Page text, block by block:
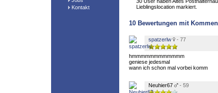
Kontakt
Lieblingslocation markiert.
10 Bewertungen mit
spatzerlw - 77
hmmmmmmmmmmmm
geniese jedesmal
wann ich schon mal vorbei komm
Neuhier67 - 59